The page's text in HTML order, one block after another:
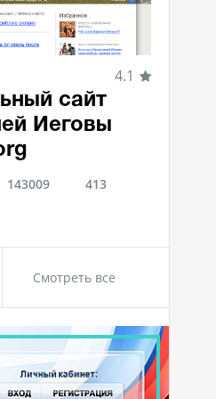
4.1
сайт
Иеговы
143009
413
Смотреть все